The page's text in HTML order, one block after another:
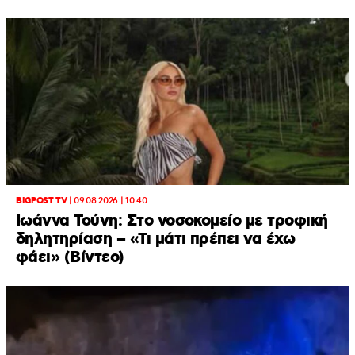
BIGPOST TV|09.08.2026 | 10:40
Ιωάννα Τούνη: Στο νοσοκομείο με τροφική
δηλητηρίαση – «Τι μάτι πρέπει να έχω
φάει» (Βίντεο)